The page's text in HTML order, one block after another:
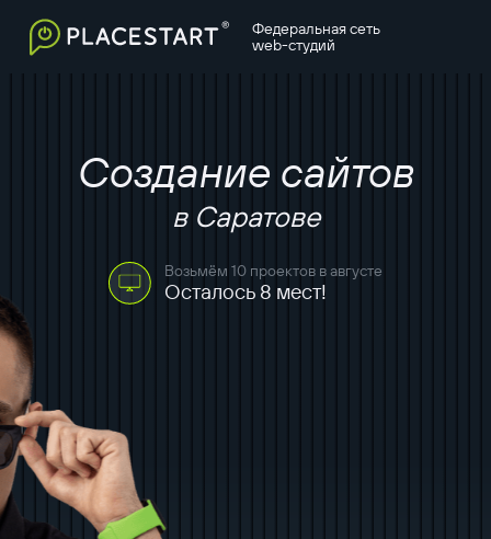
Федеральная сеть
web-студий
Создание сайтов
в Саратове
Возьмём 10 проектов в августе
Осталось 8 мест!